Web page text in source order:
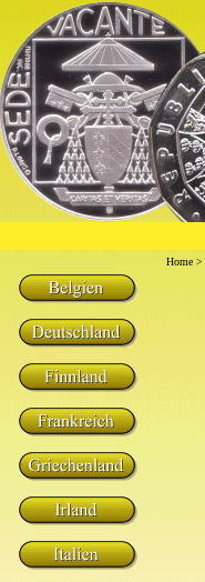
Home >